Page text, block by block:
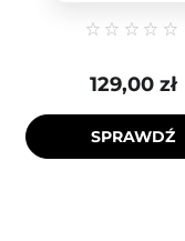
129,00 zł
SPRAWDŹ